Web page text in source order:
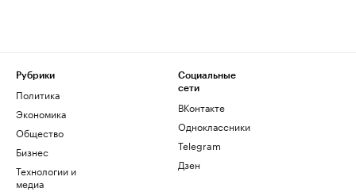
Рубрики
Политика
Экономика
Общество
Бизнес
Технологии и
медиа
Социальные
сети
ВКонтакте
Одноклассники
Telegram
Дзен